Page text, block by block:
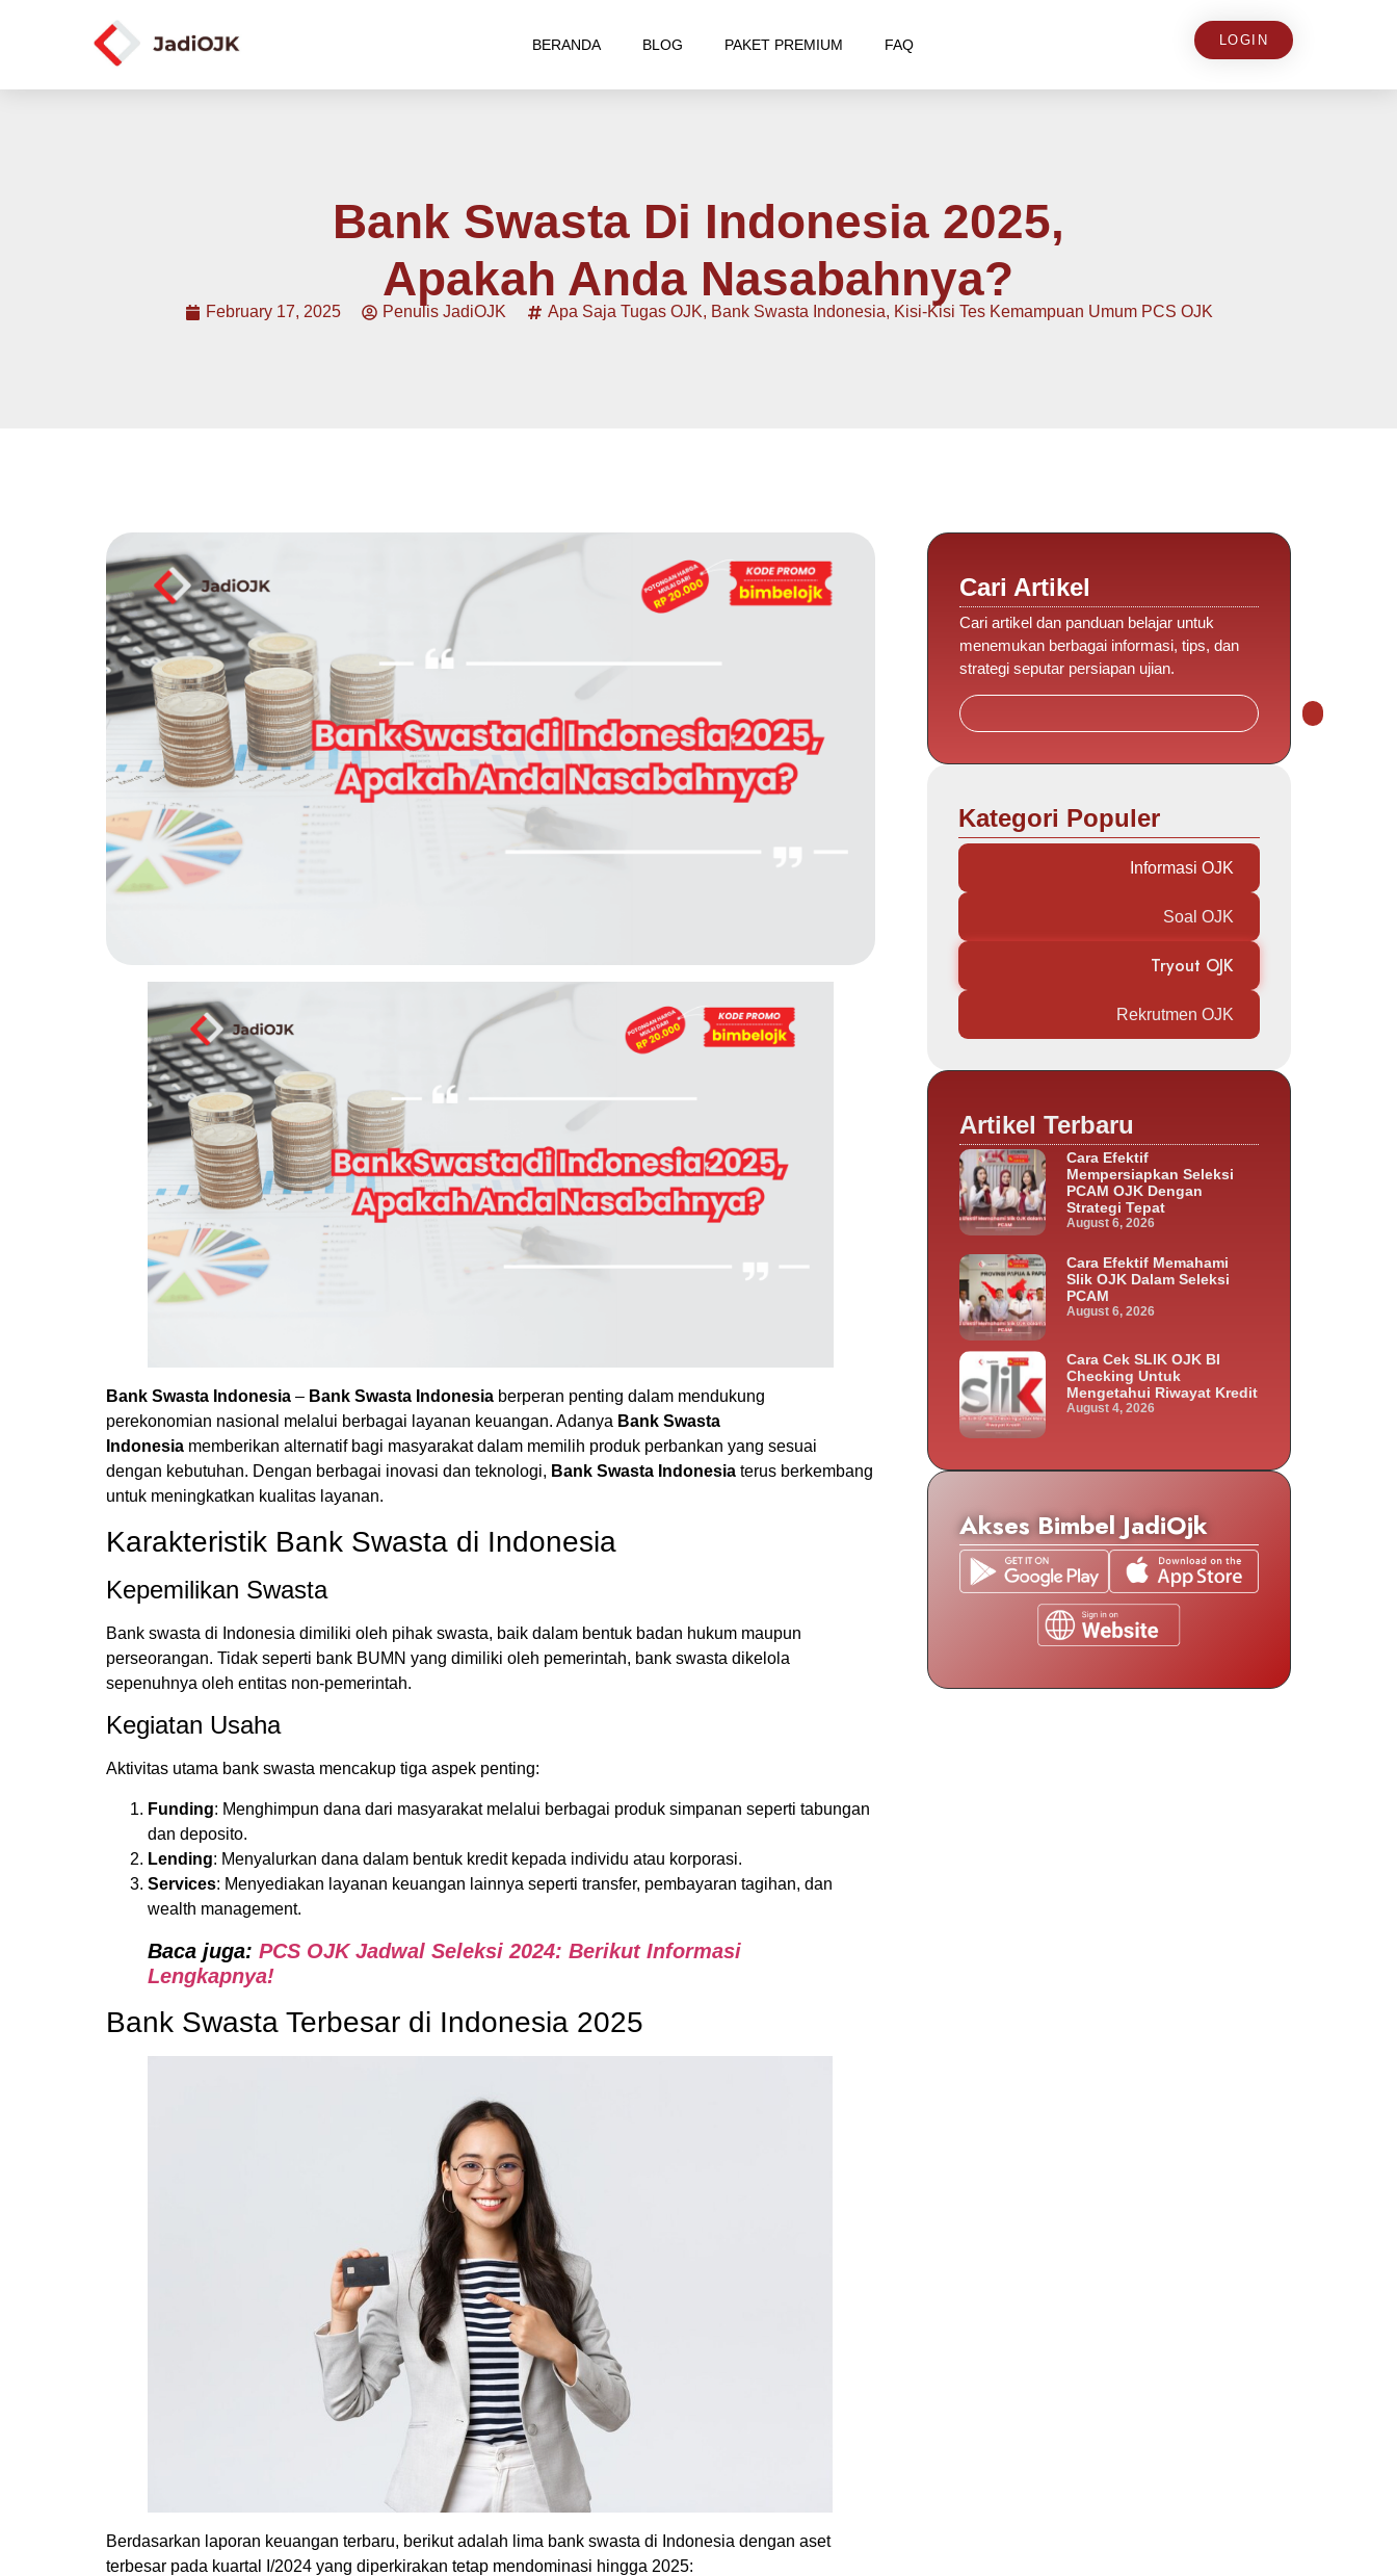
BERANDA BLOG PAKET PREMIUM FAQ LOGIN
Bank Swasta Di Indonesia 2025,
Apakah Anda Nasabahnya?
February 17, 2025 Penulis JadiOJK Apa Saja Tugas OJK, Bank Swasta Indonesia, Kisi-Kisi Tes Kemampuan Umum PCS OJK
Bank Swasta Indonesia – Bank Swasta Indonesia berperan penting dalam mendukung
perekonomian nasional melalui berbagai layanan keuangan. Adanya Bank Swasta
Indonesia memberikan alternatif bagi masyarakat dalam memilih produk perbankan yang sesuai
dengan kebutuhan. Dengan berbagai inovasi dan teknologi, Bank Swasta Indonesia terus berkembang
untuk meningkatkan kualitas layanan.
Karakteristik Bank Swasta di Indonesia
Kepemilikan Swasta
Bank swasta di Indonesia dimiliki oleh pihak swasta, baik dalam bentuk badan hukum maupun
perseorangan. Tidak seperti bank BUMN yang dimiliki oleh pemerintah, bank swasta dikelola
sepenuhnya oleh entitas non-pemerintah.
Kegiatan Usaha
Aktivitas utama bank swasta mencakup tiga aspek penting:
Funding: Menghimpun dana dari masyarakat melalui berbagai produk simpanan seperti tabungan
dan deposito.
Lending: Menyalurkan dana dalam bentuk kredit kepada individu atau korporasi.
Services: Menyediakan layanan keuangan lainnya seperti transfer, pembayaran tagihan, dan
wealth management.
Baca juga: PCS OJK Jadwal Seleksi 2024: Berikut Informasi
Lengkapnya!
Bank Swasta Terbesar di Indonesia 2025
Berdasarkan laporan keuangan terbaru, berikut adalah lima bank swasta di Indonesia dengan aset
terbesar pada kuartal I/2024 yang diperkirakan tetap mendominasi hingga 2025:
Cari Artikel
Cari artikel dan panduan belajar untuk
menemukan berbagai informasi, tips, dan
strategi seputar persiapan ujian.
Kategori Populer
Informasi OJK
Soal OJK
Tryout OJK
Rekrutmen OJK
Artikel Terbaru
Cara Efektif
Mempersiapkan Seleksi
PCAM OJK Dengan
Strategi Tepat
August 6, 2026
Cara Efektif Memahami
Slik OJK Dalam Seleksi
PCAM
August 6, 2026
Cara Cek SLIK OJK BI
Checking Untuk
Mengetahui Riwayat Kredit
August 4, 2026
Akses Bimbel JadiOjk